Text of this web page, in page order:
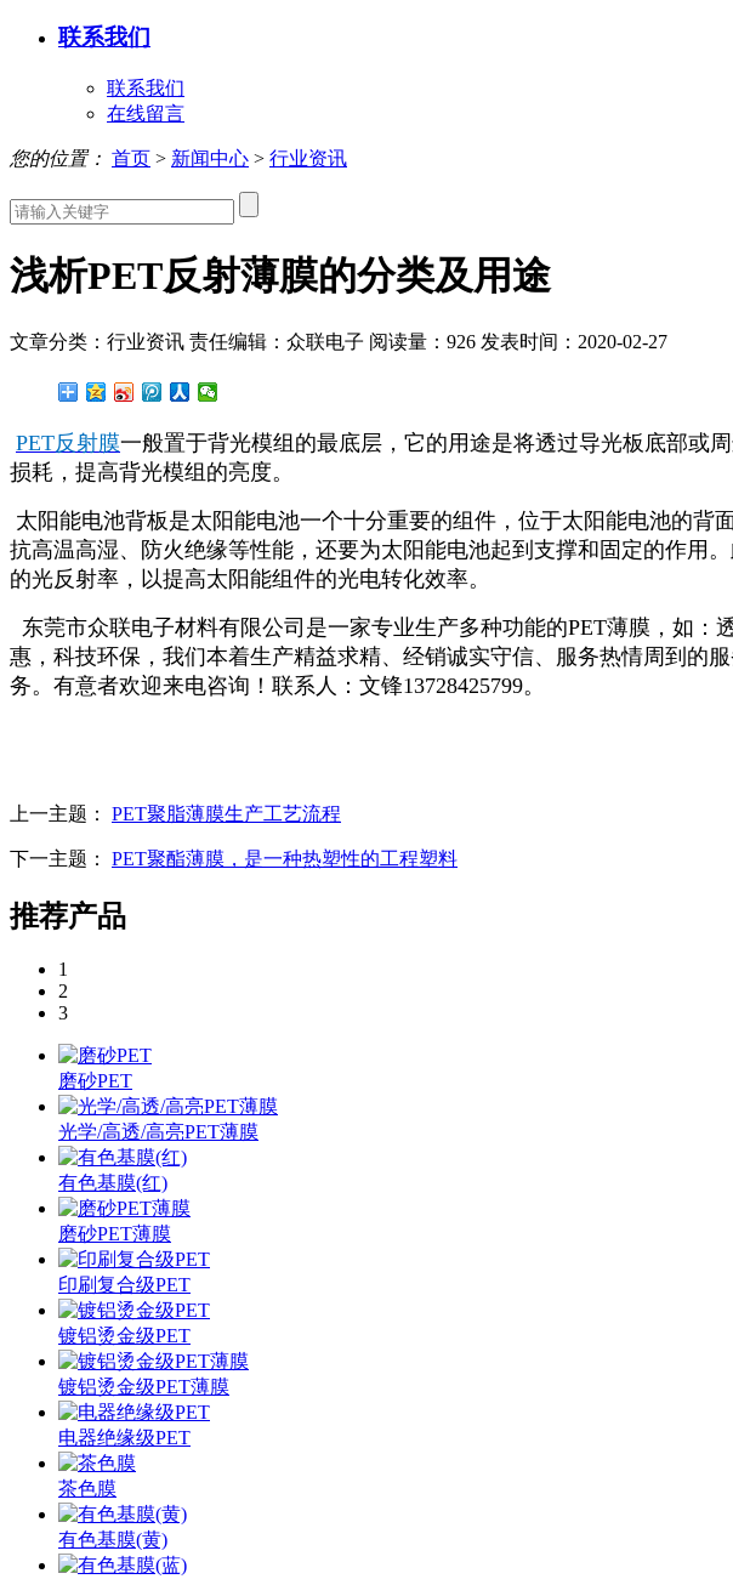
联系我们
联系我们
在线留言
您的位置： 首页 > 新闻中心 > 行业资讯
浅析PET反射薄膜的分类及用途
文章分类：行业资讯 责任编辑：众联电子 阅读量： 926 发表时间：2020-02-27
PET反射膜一般置于背光模组的最底层，它的用途是将透过导光板底部或
损耗，提高背光模组的亮度。
太阳能电池背板是太阳能电池一个十分重要的组件，位于太阳能电池的背
抗高温高湿、防火绝缘等性能，还要为太阳能电池起到支撑和固定的作用
的光反射率，以提高太阳能组件的光电转化效率。
东莞市众联电子材料有限公司是一家专业生产多种功能的PET薄膜，如：
惠，科技环保，我们本着生产精益求精、经销诚实守信、服务热情周到的
务。有意者欢迎来电咨询！联系人：文锋13728425799。
上一主题： PET聚脂薄膜生产工艺流程
下一主题： PET聚酯薄膜，是一种热塑性的工程塑料
推荐产品
1
2
3
磨砂PET
光学/高透/高亮PET薄膜
有色基膜(红)
磨砂PET薄膜
印刷复合级PET
镀铝烫金级PET
镀铝烫金级PET薄膜
电器绝缘级PET
茶色膜
有色基膜(黄)